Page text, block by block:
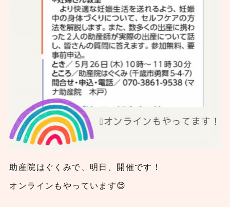
助産院はぐくみで、明日、開催です！
オンラインもやっています😊